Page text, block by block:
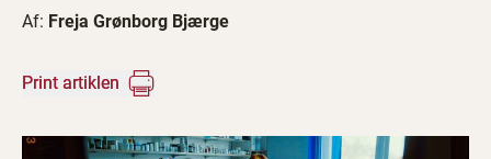
Af: Freja Grønborg Bjærge
Print artiklen